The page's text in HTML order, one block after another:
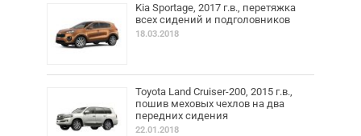
Kia Sportage, 2017 г.в., перетяжка
всех сидений и подголовников
18.03.2018
Toyota Land Cruiser-200, 2015 г.в.,
пошив меховых чехлов на два
передних сидения
22.01.2018